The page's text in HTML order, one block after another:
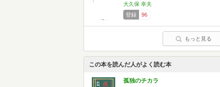
大久保 幸夫
登録
96
もっと見る
この本を読んだ人がよく読む本
孤独のチカラ